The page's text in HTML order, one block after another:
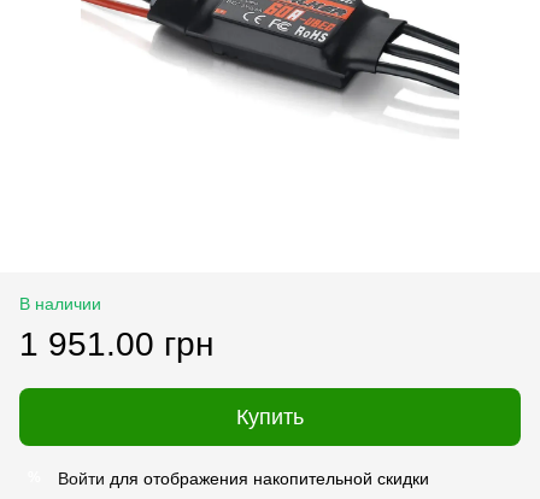
В наличии
1 951.00 грн
Купить
Войти для отображения накопительной скидки